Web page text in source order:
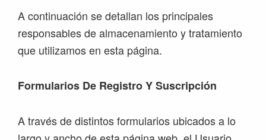
A continuación se detallan los principales
responsables de almacenamiento y tratamiento
que utilizamos en esta página.
Formularios De Registro Y Suscripción
A través de distintos formularios ubicados a lo